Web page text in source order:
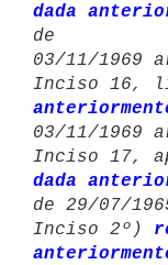
dada
de
03/11/1969
Inciso 16,
03/11/1969
Inciso 17,
dada
de 29/07/
Inciso 2º)